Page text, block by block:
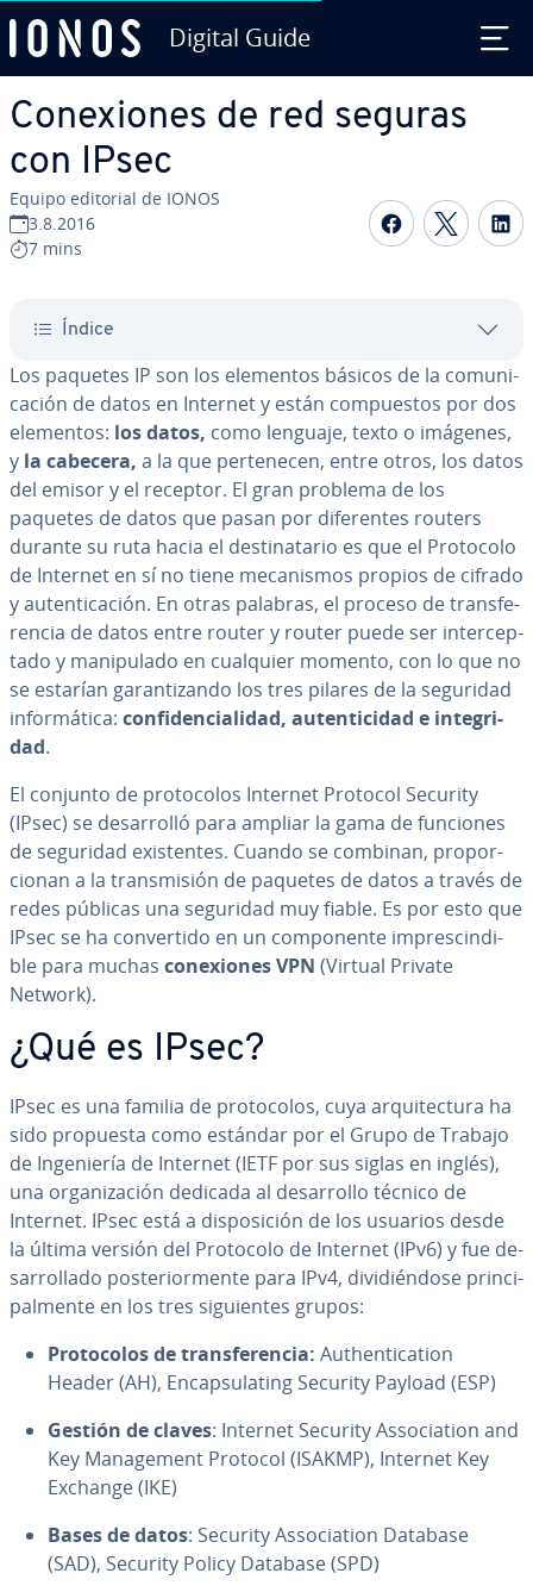
Digital Guide
Co­ne­xio­nes de red seguras
con IPsec
Equipo editorial de IONOS
3.8.2016
7 mins
Compartir
Índice
Los paquetes IP son los elementos básicos de la co­mu­ni­
ca­ción de datos en Internet y están co­m­pue­s­tos por dos
elementos: los datos, como lenguaje, texto o imágenes,
y la cabecera, a la que pe­r­te­ne­cen, entre otros, los datos
del emisor y el receptor. El gran problema de los
paquetes de datos que pasan por di­fe­re­n­tes routers
durante su ruta hacia el de­s­ti­na­ta­rio es que el Protocolo
de Internet en sí no tiene me­ca­ni­s­mos propios de cifrado
y au­te­n­ti­ca­ción. En otras palabras, el proceso de tra­n­s­fe­
re­n­cia de datos entre router y router puede ser in­te­r­ce­p­
ta­do y ma­ni­pu­la­do en cualquier momento, con lo que no
se estarían ga­ra­n­ti­za­n­do los tres pilares de la seguridad
in­fo­r­má­ti­ca: co­n­fi­de­n­cia­li­dad, au­te­n­ti­ci­dad e in­te­gri­
dad.
El conjunto de pro­to­co­los Internet Protocol Security
(IPsec) se de­sa­rro­lló para ampliar la gama de funciones
de seguridad exi­s­te­n­tes. Cuando se combinan, pro­po­r­
cio­nan a la tra­n­s­mi­sión de paquetes de datos a través de
redes públicas una seguridad muy fiable. Es por esto que
IPsec se ha co­n­ve­r­ti­do en un co­m­po­ne­n­te im­pre­s­ci­n­di­
ble para muchas co­ne­xio­nes VPN (Virtual Private
Network).
¿Qué es IPsec?
IPsec es una familia de pro­to­co­los, cuya ar­qui­te­c­tu­ra ha
sido propuesta como estándar por el Grupo de Trabajo
de In­ge­nie­ría de Internet (IETF por sus siglas en inglés),
una or­ga­ni­za­ción dedicada al de­sa­rro­llo técnico de
Internet. IPsec está a di­s­po­si­ción de los usuarios desde
la última versión del Protocolo de Internet (IPv6) y fue de­
sa­rro­lla­do po­s­te­rio­r­me­n­te para IPv4, di­vi­dié­n­do­se pri­n­ci­
pa­l­me­n­te en los tres si­guie­n­tes grupos:
Pro­to­co­los de tra­n­s­fe­re­n­cia: Au­the­n­ti­ca­tion
Header (AH), En­ca­p­su­la­ti­ng Security Payload (ESP)
Gestión de claves: Internet Security As­so­cia­tion and
Key Ma­na­ge­me­nt Protocol (ISAKMP), Internet Key
Exchange (IKE)
Bases de datos: Security As­so­cia­tion Database
(SAD), Security Policy Database (SPD)